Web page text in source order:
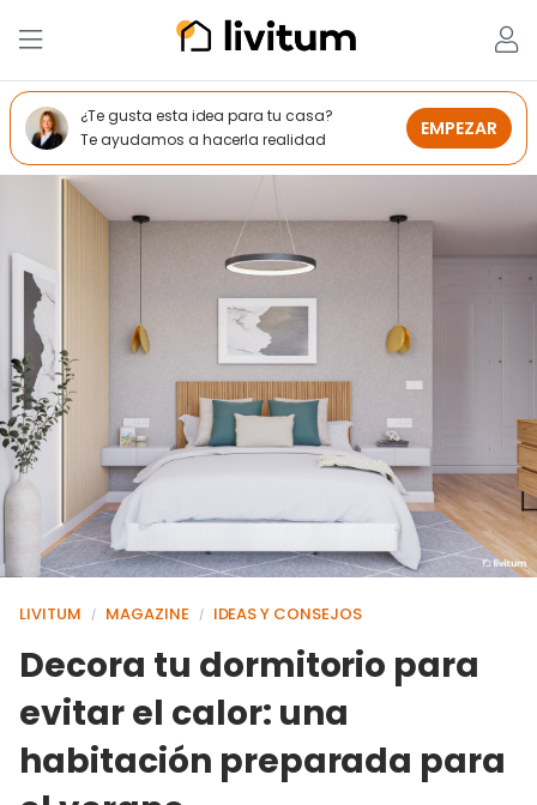
LIVITUM / MAGAZINE / IDEAS Y CONSEJOS
Decora tu dormitorio para
evitar el calor: una
habitación preparada para
¿Te gusta esta idea para tu casa?
Te ayudamos a hacerla realidad
EMPEZAR